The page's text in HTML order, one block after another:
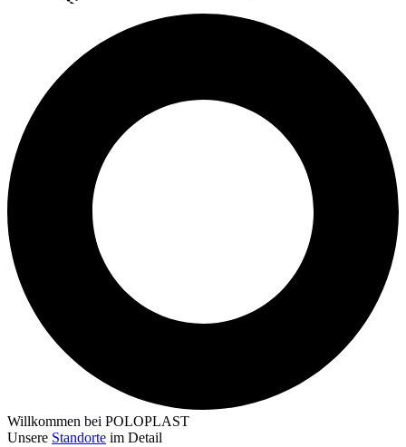
Willkommen bei POLOPLAST
Unsere Standorte im Detail